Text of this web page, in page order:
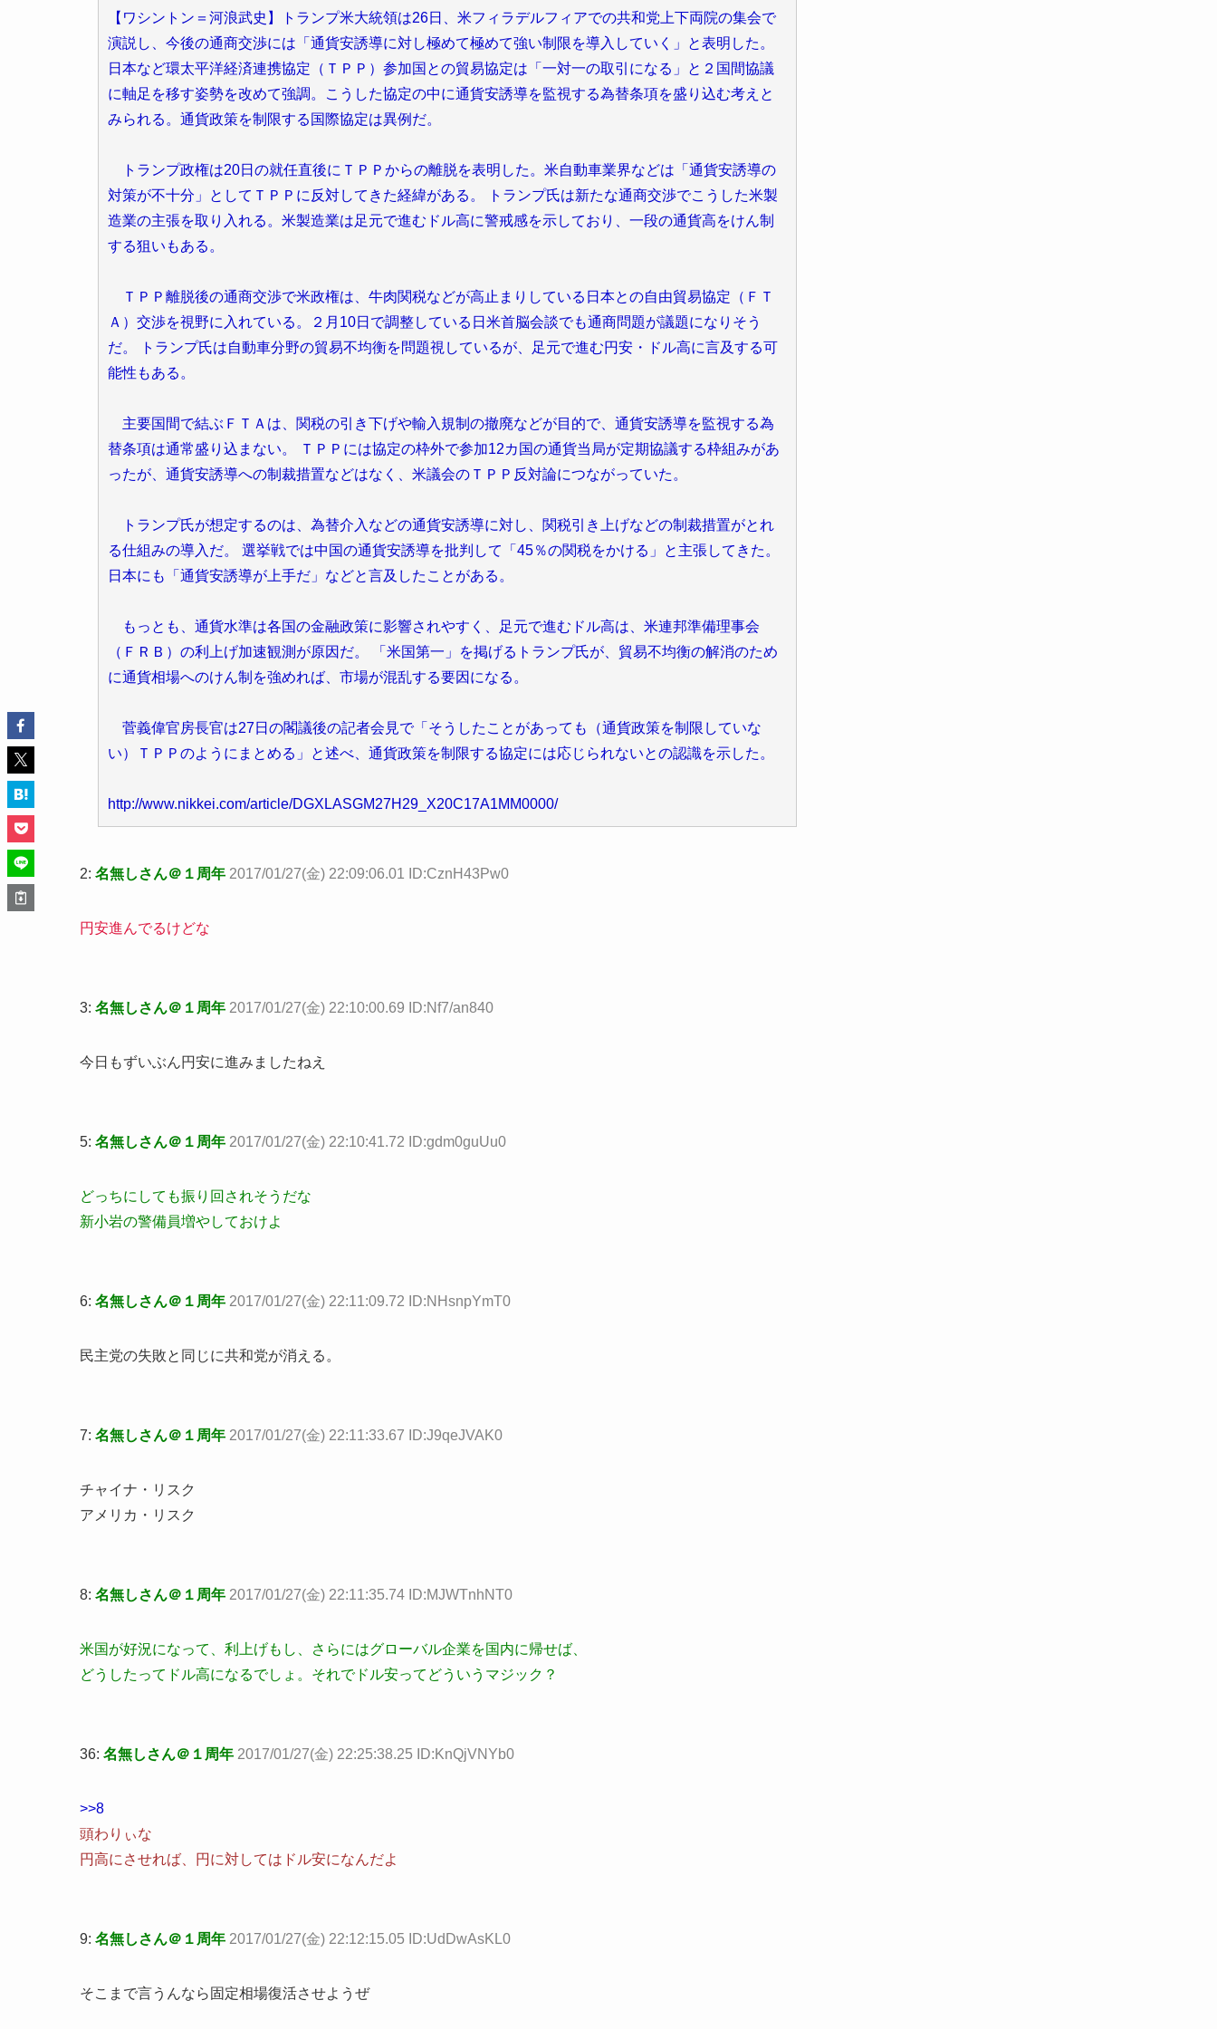
【ワシントン＝河浪武史】トランプ米大統領は26日、米フィラデルフィアでの共和党上下両院の集会で
演説し、今後の通商交渉には「通貨安誘導に対し極めて極めて強い制限を導入していく」と表明した。
日本など環太平洋経済連携協定（ＴＰＰ）参加国との貿易協定は「一対一の取引になる」と２国間協議
に軸足を移す姿勢を改めて強調。こうした協定の中に通貨安誘導を監視する為替条項を盛り込む考えと
みられる。通貨政策を制限する国際協定は異例だ。
トランプ政権は20日の就任直後にＴＰＰからの離脱を表明した。米自動車業界などは「通貨安誘導の
対策が不十分」としてＴＰＰに反対してきた経緯がある。 トランプ氏は新たな通商交渉でこうした米製
造業の主張を取り入れる。米製造業は足元で進むドル高に警戒感を示しており、一段の通貨高をけん制
する狙いもある。
ＴＰＰ離脱後の通商交渉で米政権は、牛肉関税などが高止まりしている日本との自由貿易協定（ＦＴ
Ａ）交渉を視野に入れている。２月10日で調整している日米首脳会談でも通商問題が議題になりそう
だ。 トランプ氏は自動車分野の貿易不均衡を問題視しているが、足元で進む円安・ドル高に言及する可
能性もある。
主要国間で結ぶＦＴＡは、関税の引き下げや輸入規制の撤廃などが目的で、通貨安誘導を監視する為
替条項は通常盛り込まない。 ＴＰＰには協定の枠外で参加12カ国の通貨当局が定期協議する枠組みがあ
ったが、通貨安誘導への制裁措置などはなく、米議会のＴＰＰ反対論につながっていた。
トランプ氏が想定するのは、為替介入などの通貨安誘導に対し、関税引き上げなどの制裁措置がとれ
る仕組みの導入だ。 選挙戦では中国の通貨安誘導を批判して「45％の関税をかける」と主張してきた。
日本にも「通貨安誘導が上手だ」などと言及したことがある。
もっとも、通貨水準は各国の金融政策に影響されやすく、足元で進むドル高は、米連邦準備理事会
（ＦＲＢ）の利上げ加速観測が原因だ。 「米国第一」を掲げるトランプ氏が、貿易不均衡の解消のため
に通貨相場へのけん制を強めれば、市場が混乱する要因になる。
菅義偉官房長官は27日の閣議後の記者会見で「そうしたことがあっても（通貨政策を制限していな
い）ＴＰＰのようにまとめる」と述べ、通貨政策を制限する協定には応じられないとの認識を示した。
http://www.nikkei.com/article/DGXLASGM27H29_X20C17A1MM0000/
2: 名無しさん＠１周年 2017/01/27(金) 22:09:06.01 ID:CznH43Pw0
円安進んでるけどな
3: 名無しさん＠１周年 2017/01/27(金) 22:10:00.69 ID:Nf7/an840
今日もずいぶん円安に進みましたねえ
5: 名無しさん＠１周年 2017/01/27(金) 22:10:41.72 ID:gdm0guUu0
どっちにしても振り回されそうだな
新小岩の警備員増やしておけよ
6: 名無しさん＠１周年 2017/01/27(金) 22:11:09.72 ID:NHsnpYmT0
民主党の失敗と同じに共和党が消える。
7: 名無しさん＠１周年 2017/01/27(金) 22:11:33.67 ID:J9qeJVAK0
チャイナ・リスク
アメリカ・リスク
8: 名無しさん＠１周年 2017/01/27(金) 22:11:35.74 ID:MJWTnhNT0
米国が好況になって、利上げもし、さらにはグローバル企業を国内に帰せば、
どうしたってドル高になるでしょ。それでドル安ってどういうマジック？
36: 名無しさん＠１周年 2017/01/27(金) 22:25:38.25 ID:KnQjVNYb0
>>8
頭わりぃな
円高にさせれば、円に対してはドル安になんだよ
9: 名無しさん＠１周年 2017/01/27(金) 22:12:15.05 ID:UdDwAsKL0
そこまで言うんなら固定相場復活させようぜ